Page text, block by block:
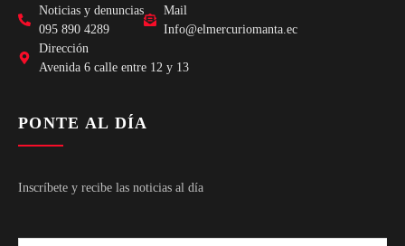
Noticias y denuncias
095 890 4289
Mail
Info@elmercuriomanta.ec
Dirección
Avenida 6 calle entre 12 y 13
PONTE AL DÍA
Inscríbete y recibe las noticias al día